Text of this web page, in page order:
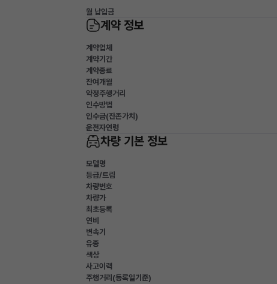
월 납입금
계약 정보
계약업체
계약기간
계약종료
잔여개월
약정주행거리
인수방법
인수금(잔존가치)
운전자연령
차량 기본 정보
모델명
등급/트림
차량번호
차량가
최초등록
연비
변속기
유종
색상
사고이력
주행거리(등록일기준)